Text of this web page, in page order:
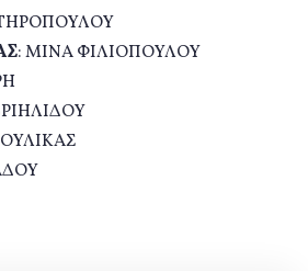
:ΜΙΝΑ ΦΙΛΙΟΠΟΥΛΟΥ